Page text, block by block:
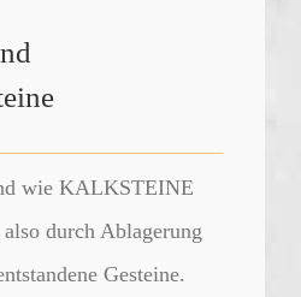
wie KALKSTEINE
durch Ablagerung
Gesteine.